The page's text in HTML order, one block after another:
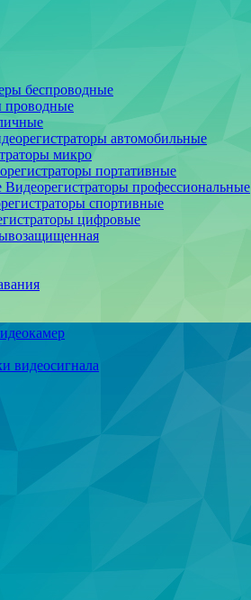
беспроводные
проводные
автомобильные
микро
портативные
Видеорегистраторы профессиональные
спортивные
цифровые
видеосигнала